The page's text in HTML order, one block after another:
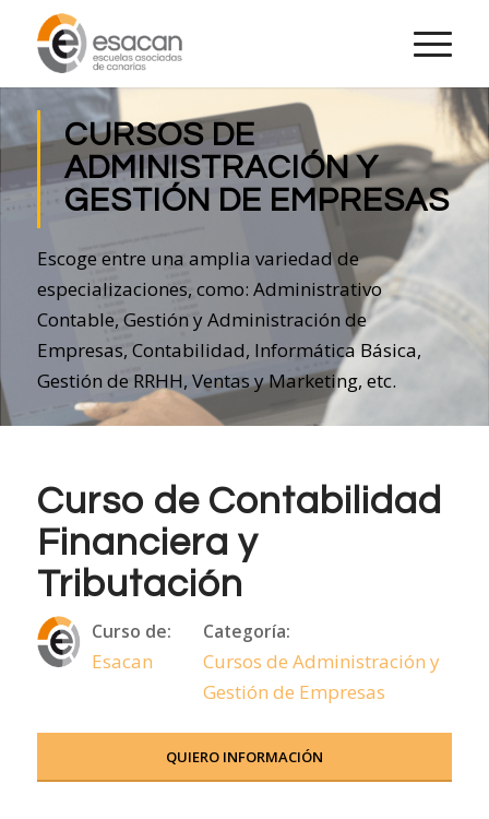
CURSOS DE
ADMINISTRACIÓN Y
GESTIÓN DE EMPRESAS
Escoge entre una amplia variedad de
especializaciones, como: Administrativo
Contable, Gestión y Administración de
Empresas, Contabilidad, Informática Básica,
Gestión de RRHH, Ventas y Marketing, etc.
Curso de Contabilidad
Financiera y
Tributación
Curso de:
Esacan
Categoría:
Cursos de Administración y
Gestión de Empresas
QUIERO INFORMACIÓN